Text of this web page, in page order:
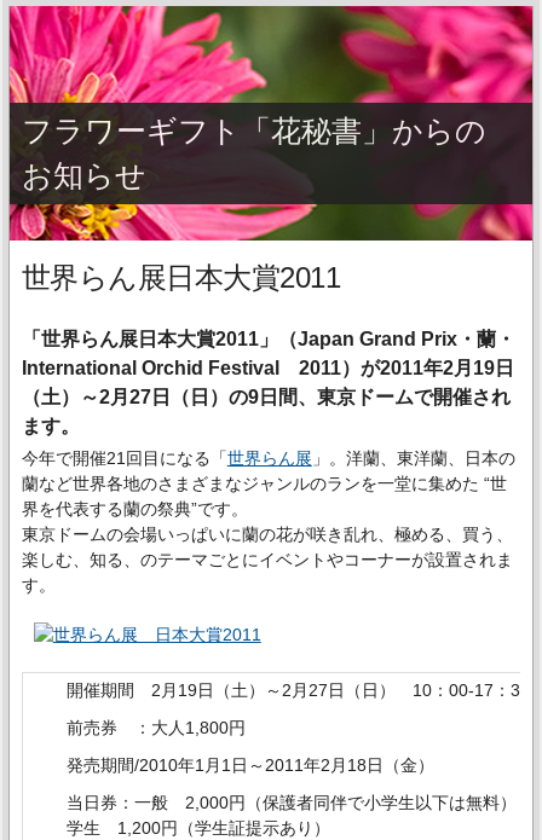
フラワーギフト「花秘書」からの
お知らせ
世界らん展日本大賞2011
「世界らん展日本大賞2011」（Japan Grand Prix・蘭・
International Orchid Festival 2011）が2011年2月19日
（土）～2月27日（日）の9日間、東京ドームで開催され
ます。
今年で開催21回目になる「世界らん展 」。洋蘭、東洋蘭、日本の
蘭など世界各地のさまざまなジャンルのランを一堂に集めた “世
界を代表する蘭の祭典”です。
東京ドームの会場いっぱいに蘭の花が咲き乱れ、極める、買う、
楽しむ、知る、のテーマごとにイベントやコーナーが設置されま
す。
開催期間 2月19日（土）～2月27日（日） 10：00-17：30
前売券 ：大人1,800円
発売期間/2010年1月1日～2011年2月18日（金）
当日券：一般 2,000円（保護者同伴で小学生以下は無料）
学生 1,200円（学生証提示あり）